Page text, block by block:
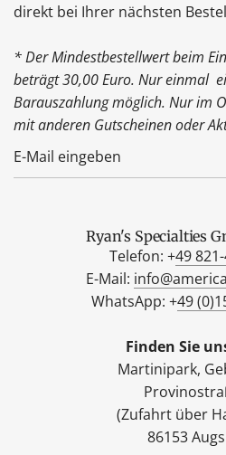
direkt bei Ihrer nächsten
* Der Mindestbestellwert beim
beträgt 30,00 Euro. Nur einmal
Barauszahlung möglich. Nur im
mit anderen Gutscheinen oder
Ryan's Specialties
Telefon: +49
E-Mail:
WhatsApp: +49
Finden Sie
Martinipark,
(Zufahrt über
86153